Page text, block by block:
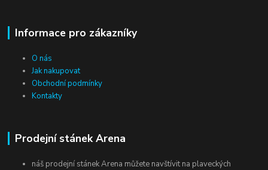
Informace pro zákazníky
O nás
Jak nakupovat
Obchodní podmínky
Kontakty
Prodejní stánek Arena
náš prodejní stánek Arena můžete navštívit na plaveckých